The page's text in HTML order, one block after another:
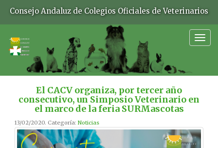
Consejo Andaluz de Colegios Oficiales de Veterinarios
El CACV organiza, por tercer año
consecutivo, un Simposio Veterinario en
el marco de la feria SURMascotas
13/02/2020. Categoría: Noticias